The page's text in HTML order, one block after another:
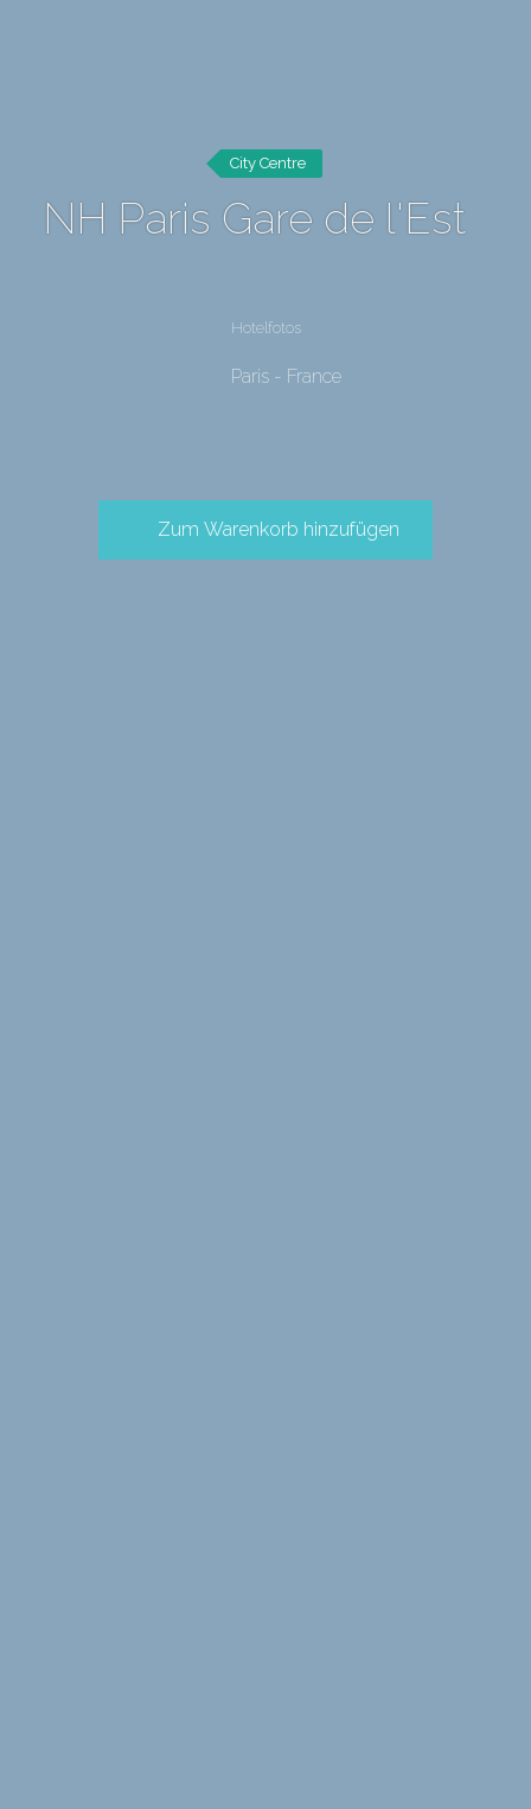
City Centre
NH Paris Gare de l'Est
Hotelfotos
Paris - France